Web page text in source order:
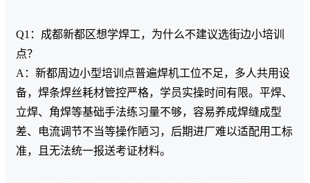
Q1：成都新都区想学焊工，为什么不建议选街边小培训
点？
A：新都周边小型培训点普遍焊机工位不足，多人共用设
备，焊条焊丝耗材管控严格，学员实操时间有限。平焊、
立焊、角焊等基础手法练习量不够，容易养成焊缝成型
差、电流调节不当等操作陋习，后期进厂难以适配用工标
准，且无法统一报送考证材料。